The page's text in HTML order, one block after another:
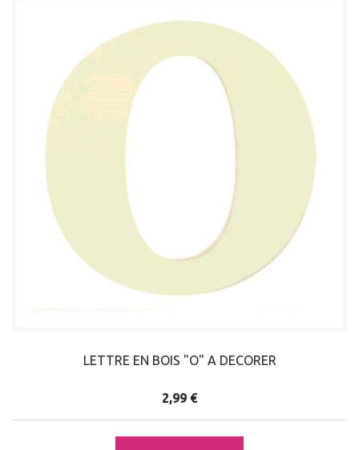
LETTRE EN BOIS "O" A DECORER
2,99 €